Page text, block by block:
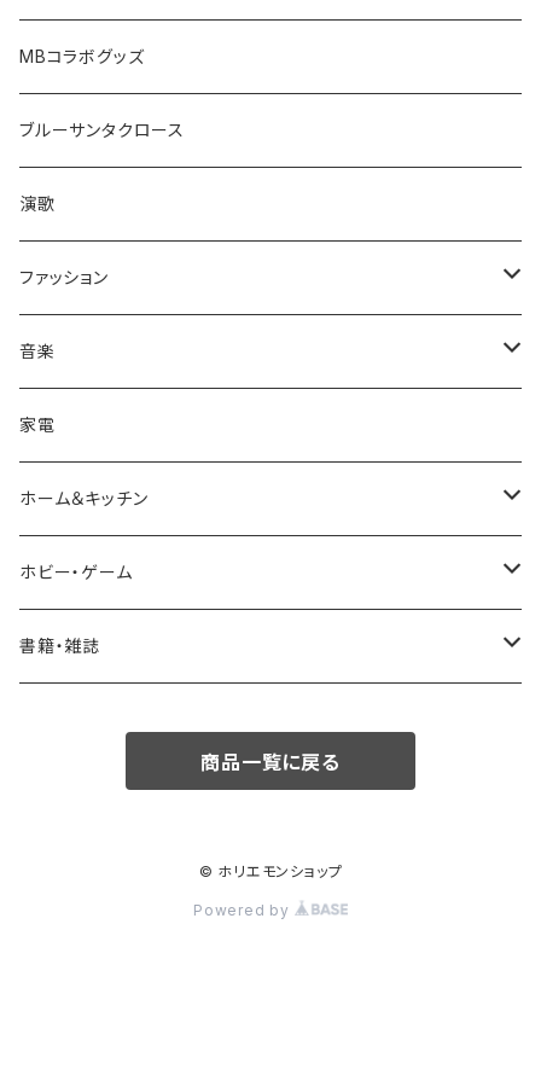
MBコラボグッズ
ブルーサンタクロース
演歌
ファッション
帽子/トップス/ボトムス
キャップ
シャツ
アクセサリ
サングラス/メガネ
ファッション小物
エプソン
バッグ
音楽
CD
家電
ホーム＆キッチン
調理器具
鍋・フライパン
ホビー・ゲーム
ボードゲーム・カードゲーム
書籍・雑誌
商品一覧に戻る
© ホリエモンショップ
Powered by